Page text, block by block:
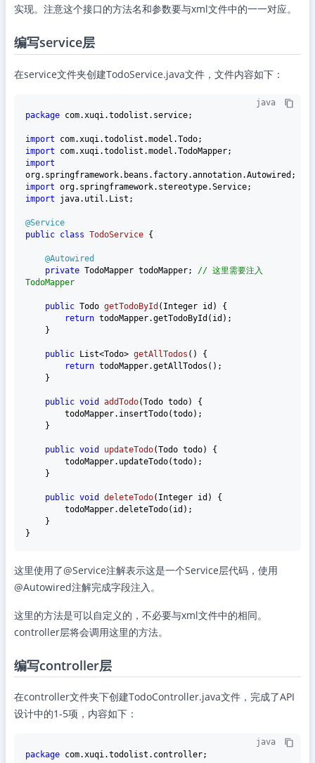
实现。注意这个接口的方法名和参数要与xml文件中的一一对应。
编写service层
在service文件夹创建TodoService.java文件，文件内容如下：
java
package com.xuqi.todolist.service;
import
import
import
import
import java.util.List;
@Service
public class TodoService {
@Autowired
private TodoMapper todoMapper; // 这里需要注入
TodoMapper
public Todo getTodoById (Integer id)
{
return todoMapper.getTodoById(id);
public List<Todo> getAllTodos ()
{
return todoMapper.getAllTodos();
public void addTodo(Todo todo)
{
public void updateTodo(Todo todo)
{
public void deleteTodo(Integer id)
{
这里使用了@Service注解表示这是一个Service层代码，使用
@Autowired注解完成字段注入。
这里的方法是可以自定义的，不必要与xml文件中的相同。
controller层将会调用这里的方法。
编写controller层
在controller文件夹下创建TodoController.java文件，完成了API
设计中的1-5项，内容如下：
java
package com.xuqi.todolist.controller;